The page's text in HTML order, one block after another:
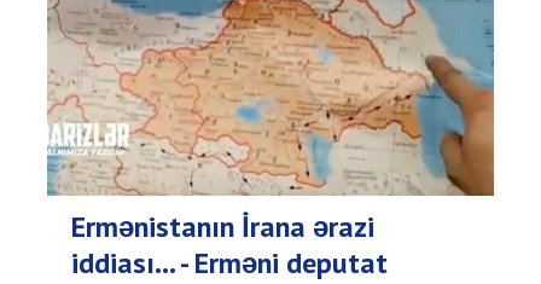
Ermənistanın İrana ərazi
iddiası... - Erməni deputat